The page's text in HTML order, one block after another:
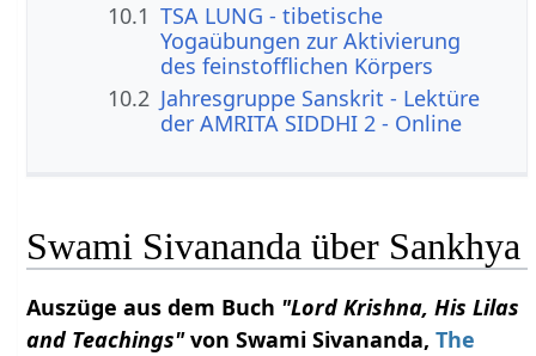
10.1 TSA LUNG - tibetische
Yogaübungen zur Aktivierung
des feinstofflichen Körpers
10.2 Jahresgruppe Sanskrit - Lektüre
der AMRITA SIDDHI 2 - Online
Swami Sivananda über Sankhya
Auszüge aus dem Buch "Lord Krishna, His Lilas
and Teachings"von Swami Sivananda,The